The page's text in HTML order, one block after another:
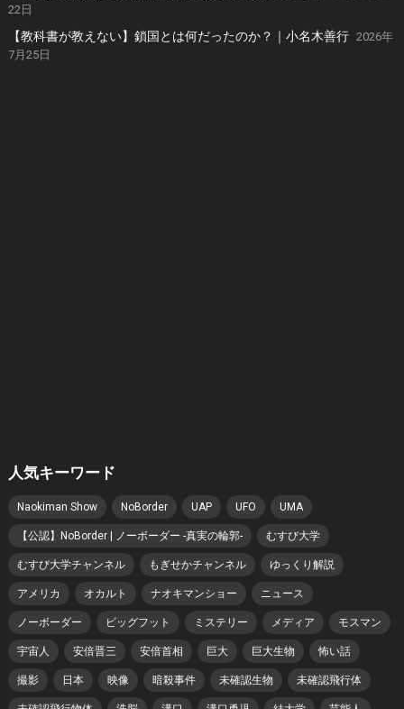
22日
【教科書が教えない】鎖国とは何だったのか？｜小名木善行 2026年
7月25日
人気キーワード
Naokiman Show NoBorder UAP UFO UMA
【公認】NoBorder | ノーボーダー -真実の輪郭- むすび大学
むすび大学チャンネル もぎせかチャンネル ゆっくり解説
アメリカ オカルト ナオキマンショー ニュース
ノーボーダー ビッグフット ミステリー メディア モスマン
宇宙人 安倍晋三 安倍首相 巨大 巨大生物 怖い話
撮影 日本 映像 暗殺事件 未確認生物 未確認飛行体